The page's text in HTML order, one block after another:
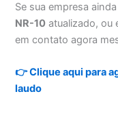
Se sua empresa
NR-10 atualizado, ou
em contato agora
👉 Clique aqui para
laudo